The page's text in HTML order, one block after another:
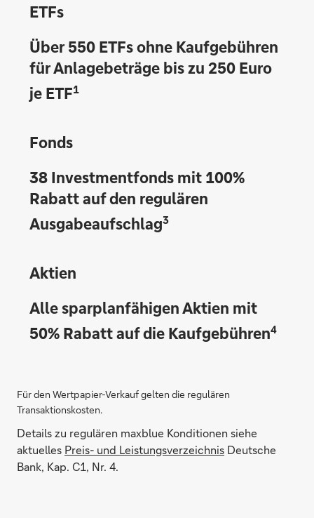
ETFs
Über 550 ETFs ohne Kaufgebühren
für Anlagebeträge bis zu 250 Euro
je ETF1
Fonds
38 Investmentfonds mit 100%
Rabatt auf den regulären
Ausgabeaufschlag3
Aktien
Alle sparplanfähigen Aktien mit
50% Rabatt auf die Kaufgebühren4
Für den Wertpapier-Verkauf gelten die regulären
Transaktionskosten.
Details zu regulären maxblue Konditionen siehe
aktuelles Preis- und Leistungsverzeichnis Deutsche
Bank, Kap. C1, Nr. 4.